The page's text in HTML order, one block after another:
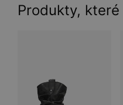
Produkty,